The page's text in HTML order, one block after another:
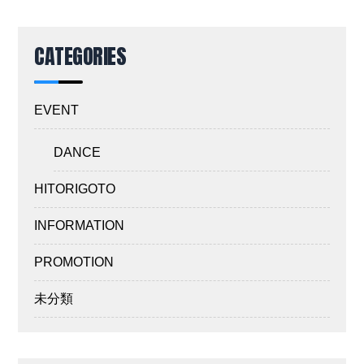
CATEGORIES
EVENT
DANCE
HITORIGOTO
INFORMATION
PROMOTION
未分類